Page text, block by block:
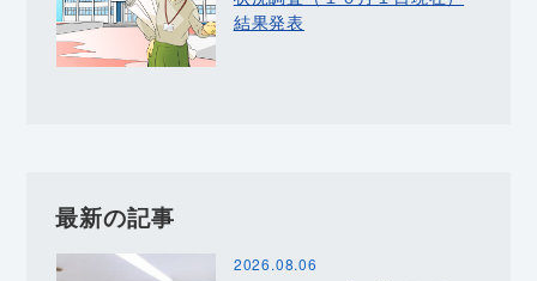
結果発表
最新の記事
2026.08.06